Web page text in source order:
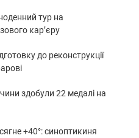
тур на
кар’єру
до реконструкції
здобули 22 медалі на
+40°: синоптикиня